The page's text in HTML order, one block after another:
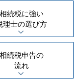
相続税に強い
理士の選び方
相続税申告の
流れ